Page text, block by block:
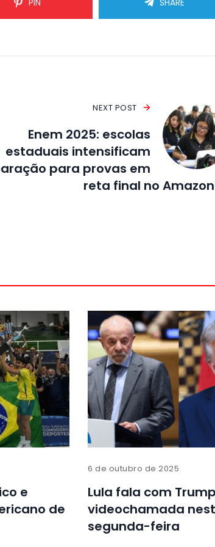
PIN SHARE
NEXT POST
Enem 2025: escolas
estaduais intensificam
para provas em
reta final no
e
de
6 de outubro de 2025
Lula fala com
videochamada
segunda-feira